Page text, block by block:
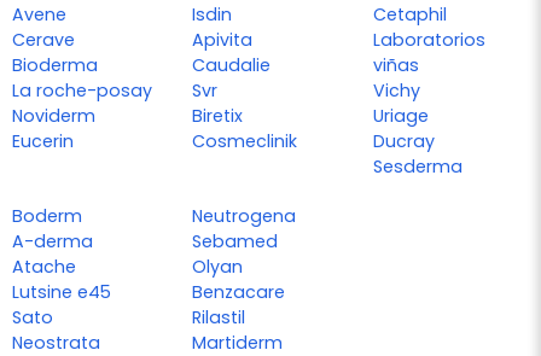
Avene
Cerave
Bioderma
La roche-posay
Noviderm
Eucerin
Isdin
Apivita
Caudalie
Svr
Biretix
Cosmeclinik
Cetaphil
Laboratorios
viñas
Vichy
Uriage
Ducray
Sesderma
Boderm
A-derma
Atache
Lutsine e45
Sato
Neostrata
Neutrogena
Sebamed
Olyan
Benzacare
Rilastil
Martiderm